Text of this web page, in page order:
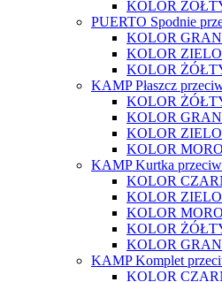
KOLOR
PUERTO Spodnie
KOLOR
KOLOR
KOLOR
KAMP Płaszcz
KOLOR
KOLOR
KOLOR
KOLOR MORO
KAMP Kurtka
KOLOR
KOLOR
KOLOR MORO
KOLOR
KOLOR
KAMP Komplet
KOLOR